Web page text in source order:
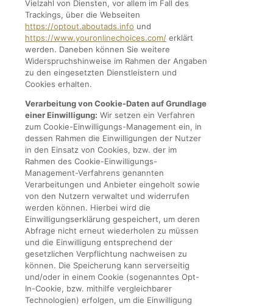
Vielzahl von Diensten, vor allem im Fall des
Trackings, über die Webseiten
https://optout.aboutads.info und
https://www.youronlinechoices.com/ erklärt
werden. Daneben können Sie weitere
Widerspruchshinweise im Rahmen der Angaben
zu den eingesetzten Dienstleistern und
Cookies erhalten.
Verarbeitung von Cookie-Daten auf Grundlage
einer Einwilligung: Wir setzen ein Verfahren
zum Cookie-Einwilligungs-Management ein, in
dessen Rahmen die Einwilligungen der Nutzer
in den Einsatz von Cookies, bzw. der im
Rahmen des Cookie-Einwilligungs-
Management-Verfahrens genannten
Verarbeitungen und Anbieter eingeholt sowie
von den Nutzern verwaltet und widerrufen
werden können. Hierbei wird die
Einwilligungserklärung gespeichert, um deren
Abfrage nicht erneut wiederholen zu müssen
und die Einwilligung entsprechend der
gesetzlichen Verpflichtung nachweisen zu
können. Die Speicherung kann serverseitig
und/oder in einem Cookie (sogenanntes Opt-
In-Cookie, bzw. mithilfe vergleichbarer
Technologien) erfolgen, um die Einwilligung